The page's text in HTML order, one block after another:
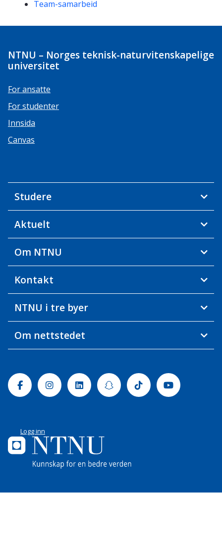
Team-samarbeid
NTNU – Norges teknisk-naturvitenskapelige
universitet
For ansatte
For studenter
Innsida
Canvas
Studere
Aktuelt
Om NTNU
Kontakt
NTNU i tre byer
Om nettstedet
FacebookInstagramLinkedinSnapchatTiktok Youtube
Logg inn